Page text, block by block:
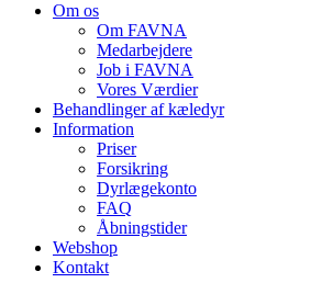
Om os
Om FAVNA
Medarbejdere
Job i FAVNA
Vores Værdier
Behandlinger af kæledyr
Information
Priser
Forsikring
Dyrlægekonto
FAQ
Åbningstider
Webshop
Kontakt